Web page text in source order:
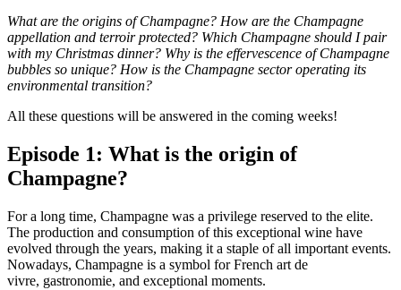
What are the origins of Champagne? How are the Champagne
appellation and terroir protected? Which Champagne should I pair
with my Christmas dinner? Why is the effervescence of Champagne
bubbles so unique? How is the Champagne sector operating its
environmental transition?
All these questions will be answered in the coming weeks!
Episode 1: What is the origin of
Champagne?
For a long time, Champagne was a privilege reserved to the elite.
The production and consumption of this exceptional wine have
evolved through the years, making it a staple of all important events.
Nowadays, Champagne is a symbol for French art de
vivre, gastronomie, and exceptional moments.